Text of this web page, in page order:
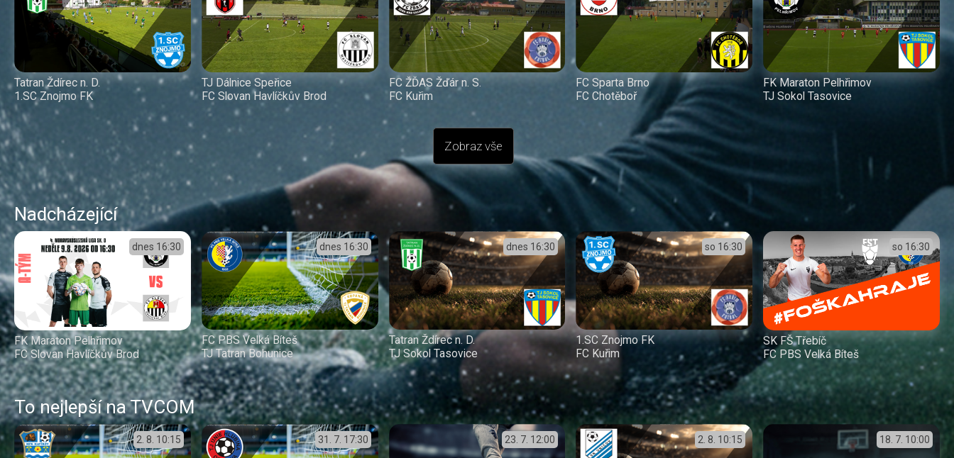
Tatran Ždírec n. D.
1.SC Znojmo FK
TJ Dálnice Speřice
FC Slovan Havlíčkův Brod
FC ŽĎAS Žďár n. S.
FC Kuřim
FC Sparta Brno
FC Chotěboř
FK Maraton Pelhřimov
TJ Sokol Tasovice
Zobraz vše
Nadcházející
dnes 16:30
FK Maraton Pelhřimov
FC Slovan Havlíčkův Brod
dnes 16:30
FC PBS Velká Bíteš
TJ Tatran Bohunice
dnes 16:30
Tatran Ždírec n. D.
TJ Sokol Tasovice
so 16:30
1.SC Znojmo FK
FC Kuřim
so 16:30
SK FŠ Třebíč
FC PBS Velká Bíteš
To nejlepší na TVCOM
2. 8. 10:15 31. 7. 17:30 23. 7. 12:00 2. 8. 10:15 18. 7. 10:00